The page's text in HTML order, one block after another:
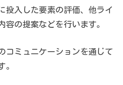
投入した要素の評価、他ライ
容の提案などを行います。
コミュニケーションを通じて
。